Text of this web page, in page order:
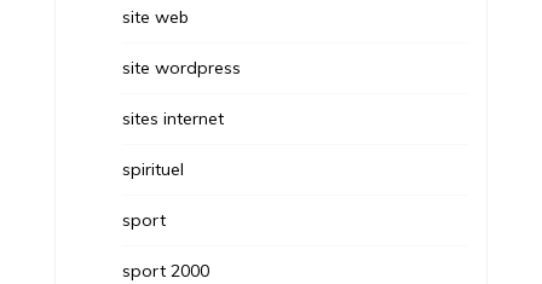
site web
site wordpress
sites internet
spirituel
sport
sport 2000